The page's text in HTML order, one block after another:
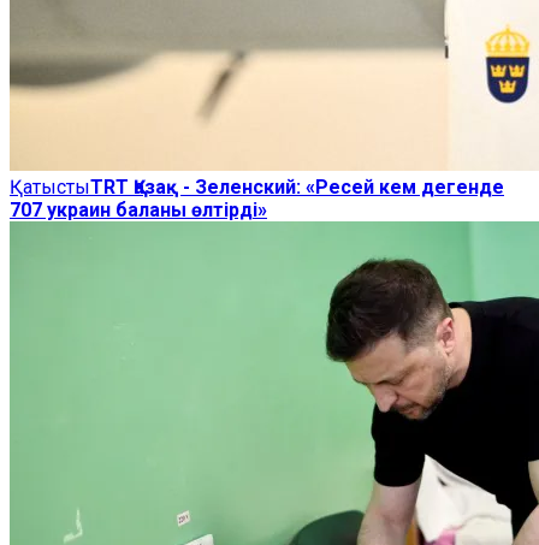
ҚатыстыTRT Қазақ - Зеленский: «Ресей кем дегенде
707 украин баланы өлтірді»